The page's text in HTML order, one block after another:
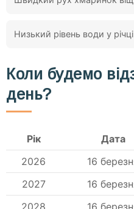
Низький рівень води у
Коли будемо
день?
Рік Дата
2026
16
2027
16